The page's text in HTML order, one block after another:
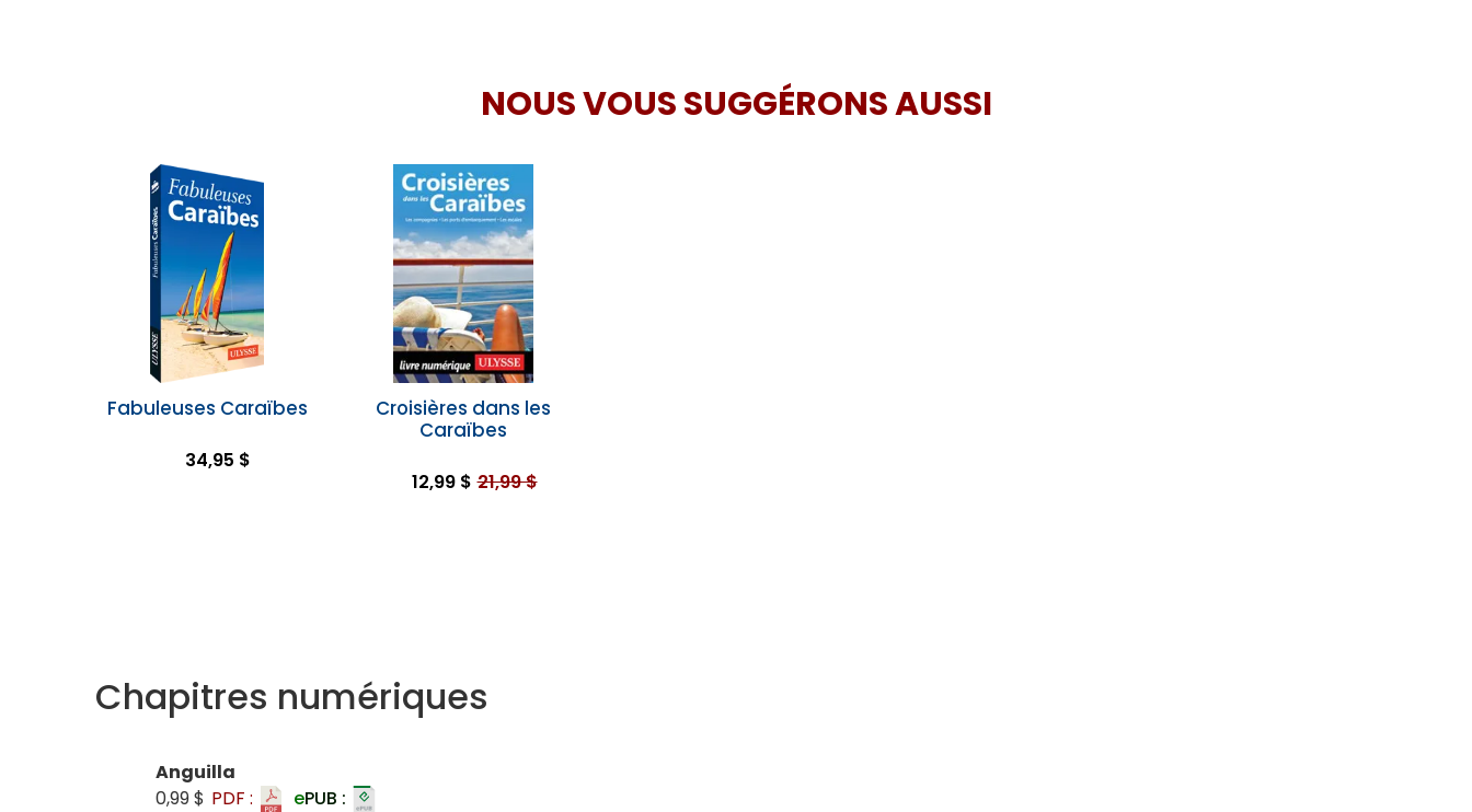
NOUS VOUS SUGGÉRONS AUSSI
Fabuleuses Caraïbes
34,95 $
Croisières dans les
Caraïbes
12,99 $ 21,99 $
Chapitres numériques
Anguilla
0,99 $ PDF : ePUB :